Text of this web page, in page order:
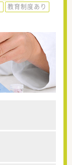
教育制度あり